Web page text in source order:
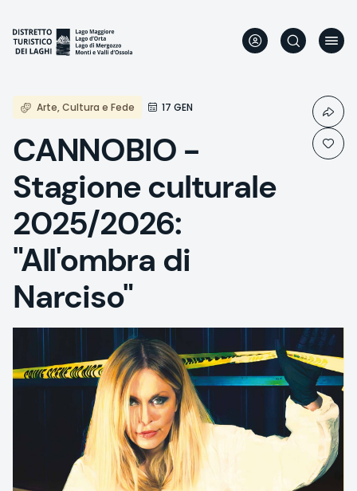
Inhalt
Arte, Cultura e Fede 17 GEN
CANNOBIO -
Stagione culturale
2025/2026:
"All'ombra di
Narciso"